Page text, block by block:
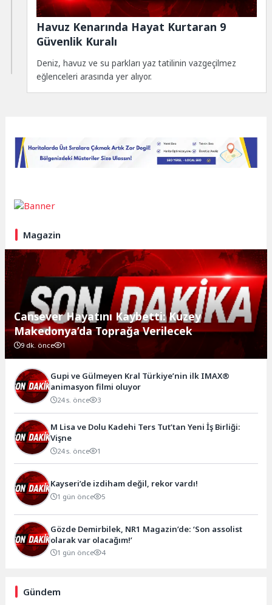
Havuz Kenarında Hayat Kurtaran 9
Güvenlik Kuralı
Deniz, havuz ve su parkları yaz tatilinin vazgeçilmez
eğlenceleri arasında yer alıyor.
Magazin
Cansever Hayatını Kaybetti: Kuzey
Makedonya’da Toprağa Verilecek
9 dk. önce 1
Gupi ve Gülmeyen Kral Türkiye’nin ilk IMAX®
animasyon filmi oluyor
24 s. önce 3
M Lisa ve Dolu Kadehi Ters Tut’tan Yeni İş Birliği:
Vişne
24 s. önce 1
Kayseri’de izdiham değil, rekor vardı!
1 gün önce 5
Gözde Demirbilek, NR1 Magazin’de: ‘Son assolist
olarak var olacağım!’
1 gün önce 4
Gündem